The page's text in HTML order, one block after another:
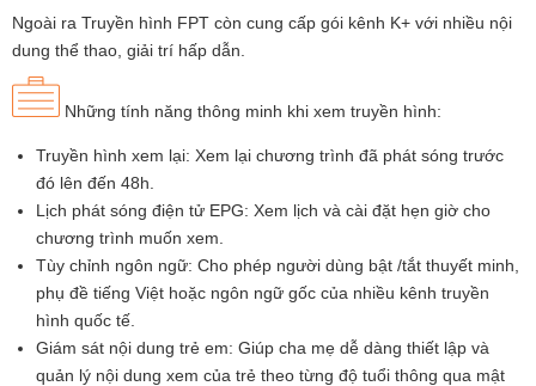
Ngoài ra Truyền hình FPT còn cung cấp gói kênh K+ với nhiều nội
dung thể thao, giải trí hấp dẫn.
Những tính năng thông minh khi xem truyền hình:
Truyền hình xem lại: Xem lại chương trình đã phát sóng trước
đó lên đến 48h.
Lịch phát sóng điện tử EPG: Xem lịch và cài đặt hẹn giờ cho
chương trình muốn xem.
Tùy chỉnh ngôn ngữ: Cho phép người dùng bật /tắt thuyết minh,
phụ đề tiếng Việt hoặc ngôn ngữ gốc của nhiều kênh truyền
hình quốc tế.
Giám sát nội dung trẻ em: Giúp cha mẹ dễ dàng thiết lập và
quản lý nội dung xem của trẻ theo từng độ tuổi thông qua mật